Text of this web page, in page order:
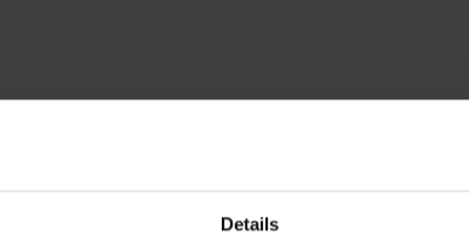
Details